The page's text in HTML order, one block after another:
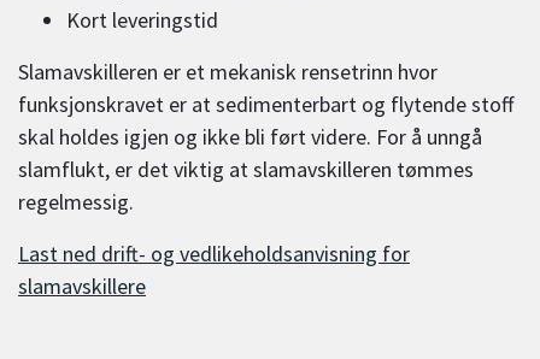
Kort leveringstid
Slamavskilleren er et mekanisk rensetrinn hvor
funksjonskravet er at sedimenterbart og flytende stoff
skal holdes igjen og ikke bli ført videre. For å unngå
slamflukt, er det viktig at slamavskilleren tømmes
regelmessig.
Last ned drift- og vedlikeholdsanvisning for
slamavskillere